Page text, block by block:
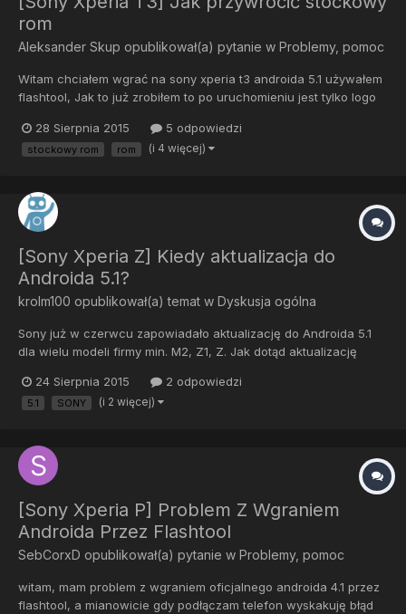
rom
Aleksander Skup opublikował(a) pytanie w Problemy, pomoc
Witam chciałem wgrać na sony xperia t3 androida 5.1 używałem
flashtool, Jak to już zrobiłem to po uruchomieniu jest tylko logo
ekran, i teraz mam takie pytanie jak wgrać stockowy rom? w
flashtool jes takie coś 28/009/2015 02:09:19 - I...
28 Sierpnia 2015 5 odpowiedzi
stockowy rom rom (i 4 więcej)
[Sony Xperia Z] Kiedy aktualizacja do
Androida 5.1?
krolm100 opublikował(a) temat w Dyskusja ogólna
Sony już w czerwcu zapowiadało aktualizację do Androida 5.1
dla wielu modeli firmy min. M2, Z1, Z. Jak dotąd aktualizację
kiedy będzie aktualizacja na resztę urządzeń ? Przekopałem pół
Internetu i nic nie znalazłem więcej na ten temat....
24 Sierpnia 2015 2 odpowiedzi
5.1 SONY (i 2 więcej)
[Sony Xperia P] Problem Z Wgraniem
Androida Przez Flashtool
SebCorxD opublikował(a) pytanie w Problemy, pomoc
witam, mam problem z wgraniem oficjalnego androida 4.1 przez
flashtool, a mianowicie gdy podłączam telefon wyskakuję błąd